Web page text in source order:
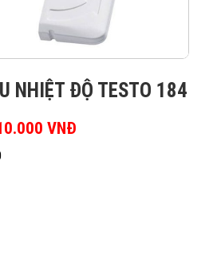
NHIỆT ĐỘ TESTO 184
là: 1.812.000 VNĐ.
VNĐ